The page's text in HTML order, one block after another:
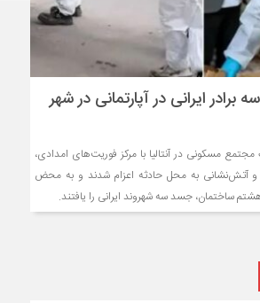
ایرانی در آپارتمانی در شهر
مسکونی در آنتالیا با مرکز فوریت‌های امدادی،
آتش‌نشانی به محل حادثه اعزام شدند و به محض
ساختمان، جسد سه شهروند ایرانی را یافتند.